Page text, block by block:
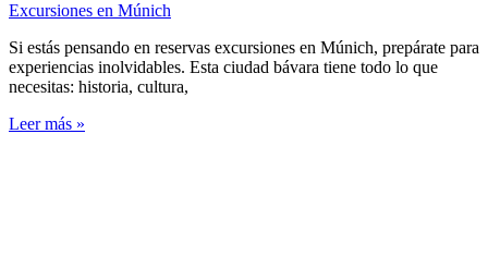
Excursiones en Múnich
Si estás pensando en reservas excursiones en Múnich, prepárate para
experiencias inolvidables. Esta ciudad bávara tiene todo lo que
necesitas: historia, cultura,
Leer más »